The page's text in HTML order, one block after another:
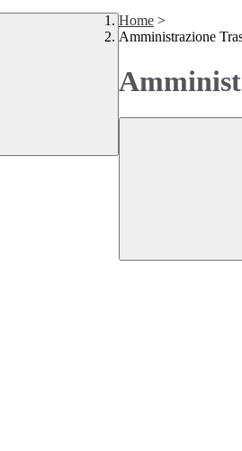
Home >
Amministrazione